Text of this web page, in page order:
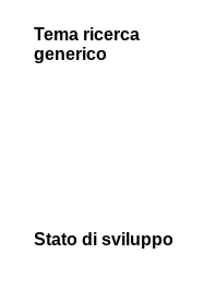
Tema ricerca
generico
Stato di sviluppo